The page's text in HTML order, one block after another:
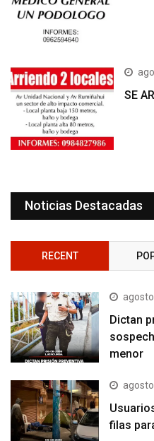
SE
Noticias Destacadas
RECENT
Dictan
menor
filas